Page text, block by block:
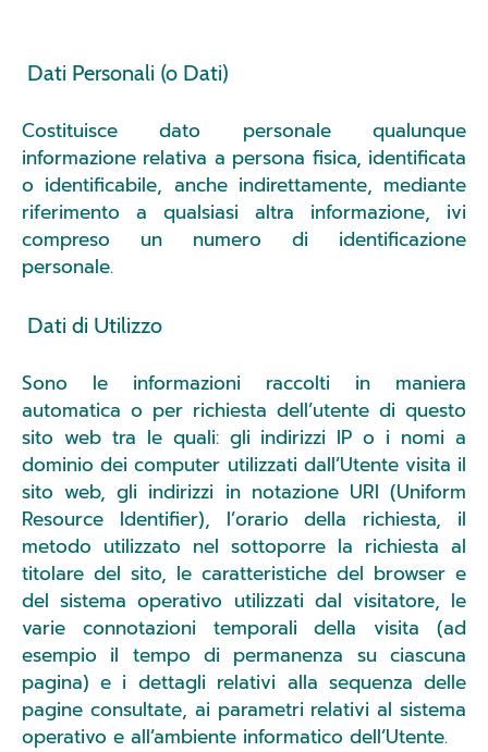
Dati Personali (o Dati)
Costituisce dato personale qualunque
informazione relativa a persona fisica, identificata
o identificabile, anche indirettamente, mediante
riferimento a qualsiasi altra informazione, ivi
compreso un numero di identificazione
personale.
Dati di Utilizzo
Sono le informazioni raccolti in maniera
automatica o per richiesta dell’utente di questo
sito web tra le quali: gli indirizzi IP o i nomi a
dominio dei computer utilizzati dall’Utente visita il
sito web, gli indirizzi in notazione URI (Uniform
Resource Identifier), l’orario della richiesta, il
metodo utilizzato nel sottoporre la richiesta al
titolare del sito, le caratteristiche del browser e
del sistema operativo utilizzati dal visitatore, le
varie connotazioni temporali della visita (ad
esempio il tempo di permanenza su ciascuna
pagina) e i dettagli relativi alla sequenza delle
pagine consultate, ai parametri relativi al sistema
operativo e all’ambiente informatico dell’Utente.